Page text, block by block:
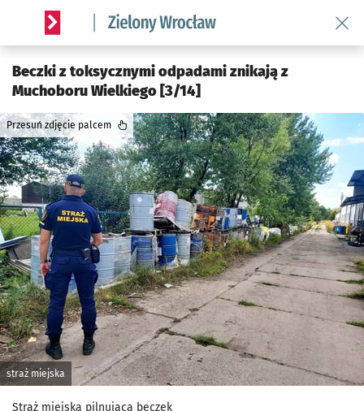
Serwis informacyjny wroclaw.pl podserwis: Środowisko we
Beczki z toksycznymi odpadami znikają z
Muchoboru Wielkiego [3/14]
straż miejska
Przesuń zdjęcie palcem
Straż miejska pilnująca beczek